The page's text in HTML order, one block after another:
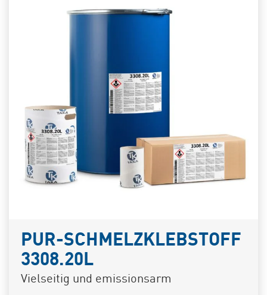
PUR-SCHMELZKLEBSTOFF
3308.20L
Vielseitig und emissionsarm